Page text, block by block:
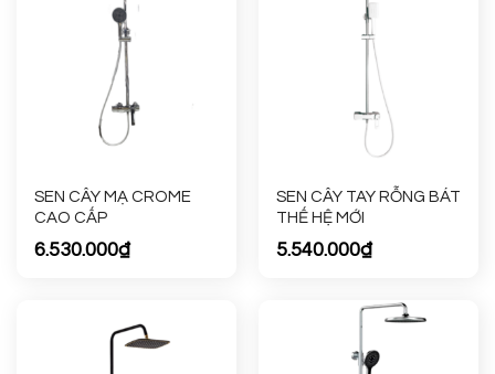
SEN CÂY MẠ CROME
CAO CẤP
6.530.000₫
SEN CÂY TAY RỖNG BÁT
THẾ HỆ MỚI
5.540.000₫